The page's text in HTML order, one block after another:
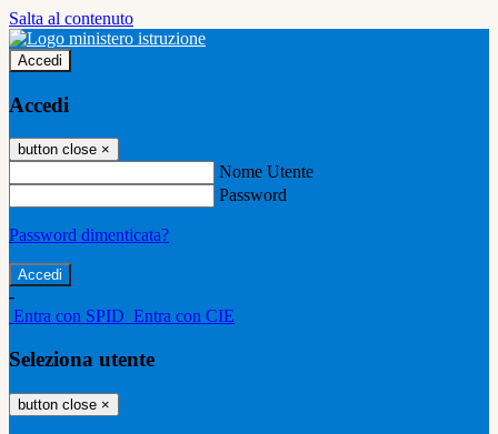
Salta al contenuto
Accedi
Accedi
button close ×
Nome Utente
Password
Password dimenticata?
-
Entra con SPID Entra con CIE
Seleziona utente
button close ×